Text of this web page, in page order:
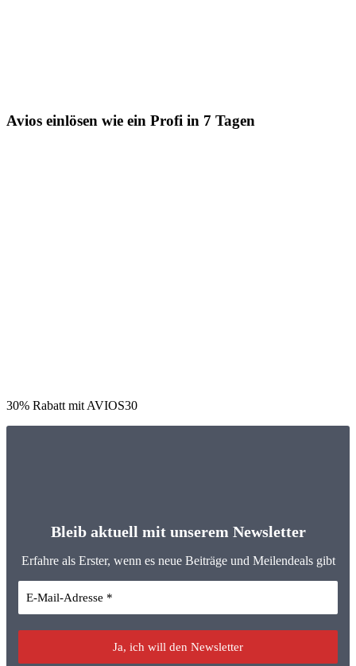
Avios einlösen wie ein Profi in 7 Tagen
30% Rabatt mit AVIOS30
Bleib aktuell mit unserem Newsletter
Erfahre als Erster, wenn es neue Beiträge und Meilendeals gibt